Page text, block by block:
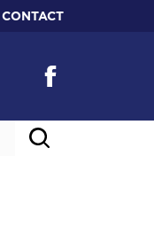
CONTACT